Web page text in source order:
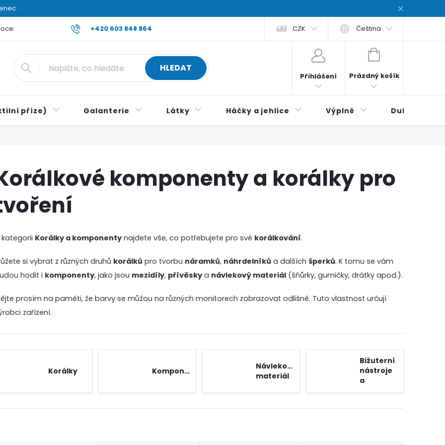
+420 603 848 864
obchodu Reklamace a vrácení zboží Všeobecné obchodní podmínky Zásady ochrana osobních údajů / Privacy
CZK Čeština
HLEDAT
Přihlášení
NÁKUPNÍ
Prázdný košík
příze) Galanterie Látky Háčky a jehlice Výplně Duhová
komponenty a korálky pro
kategorii Korálky a komponenty najdete vše, co potřebujete pro své korálkování.
si vybrat z různých druhů korálků pro tvorbu náramků, náhrdelníků a dalších šperků. K tomu se vám
hodit i komponenty, jako jsou mezidíly, přívěsky a návlekový materiál (šňůrky, gumičky, drátky apod.).
prosím na paměti, že barvy se můžou na různých monitorech zobrazovat odlišně. Tuto vlastnost určují
zařízení.
Korálky Komponenty
Návlekový
materiál
Bižuterní
nástroje
a
pomůcky